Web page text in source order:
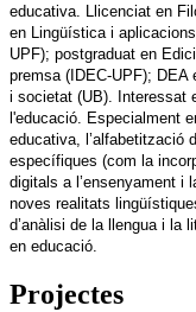
educativa. Llicenciat en
en Lingüística i
UPF); postgraduat en
premsa (IDEC-UPF); DEA
i societat (UB). Interessat
l'educació. Especialment
educativa, l’alfabetització
específiques (com la
digitals a l’ensenyament i
noves realitats
d’anàlisi de la llengua i la
en educació.
Projectes